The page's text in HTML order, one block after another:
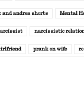
and andrea shorts Mental
narcissistic
prank on wife